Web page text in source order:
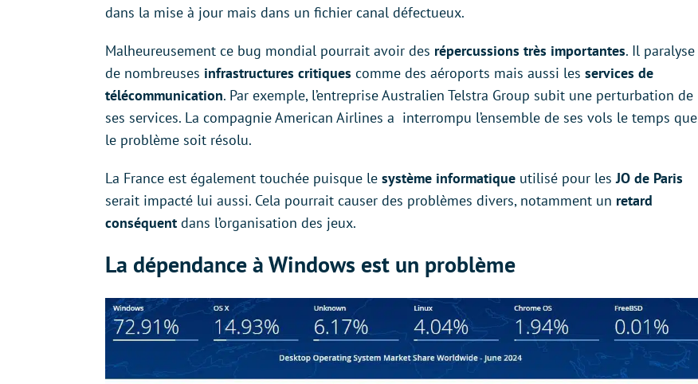
dans la mise à jour mais dans un fichier canal défectueux.
Malheureusement ce bug mondial pourrait avoir des répercussions très importantes. Il paralyse
de nombreuses infrastructures critiques comme des aéroports mais aussi les services de
télécommunication. Par exemple, l’entreprise Australien Telstra Group subit une perturbation de
ses services. La compagnie American Airlines a interrompu l’ensemble de ses vols le temps que
le problème soit résolu.
La France est également touchée puisque le système informatique utilisé pour lesJO de Paris
serait impacté lui aussi. Cela pourrait causer des problèmes divers, notamment un retard
conséquent dans l’organisation des jeux.
La dépendance à Windows est un problème